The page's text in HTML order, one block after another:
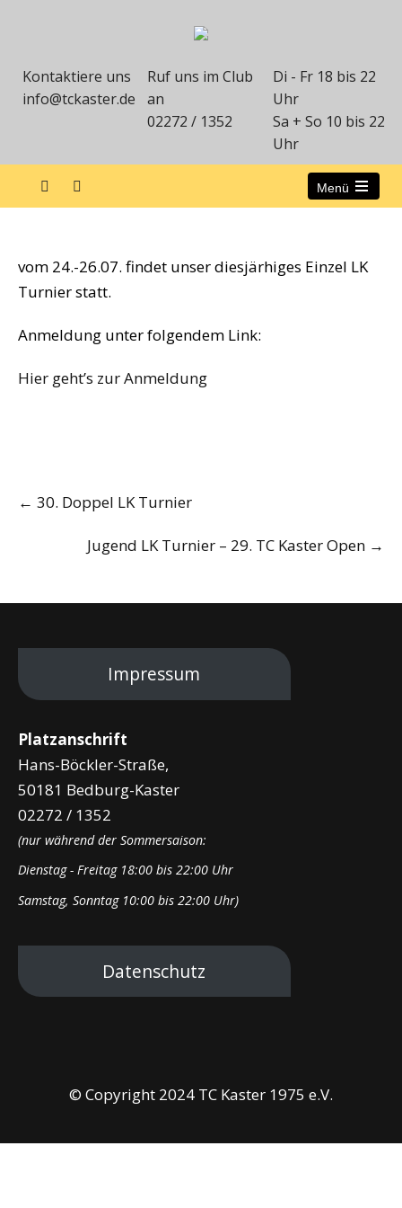
Kontaktiere uns
info@tckaster.de
Ruf uns im Club
an
02272 / 1352
Di - Fr 18 bis 22
Uhr
Sa + So 10 bis 22
Uhr
Menü
vom 24.-26.07. findet unser diesjärhiges Einzel LK
Turnier statt.
Anmeldung unter folgendem Link:
Hier geht’s zur Anmeldung
Post
navigation
← 30. Doppel LK Turnier
Jugend LK Turnier – 29. TC Kaster Open →
Impressum
Platzanschrift
Hans-Böckler-Straße,
50181 Bedburg-Kaster
02272 / 1352
(nur während der Sommersaison:
Dienstag - Freitag 18:00 bis 22:00 Uhr
Samstag, Sonntag 10:00 bis 22:00 Uhr)
Datenschutz
© Copyright 2024 TC Kaster 1975 e.V.